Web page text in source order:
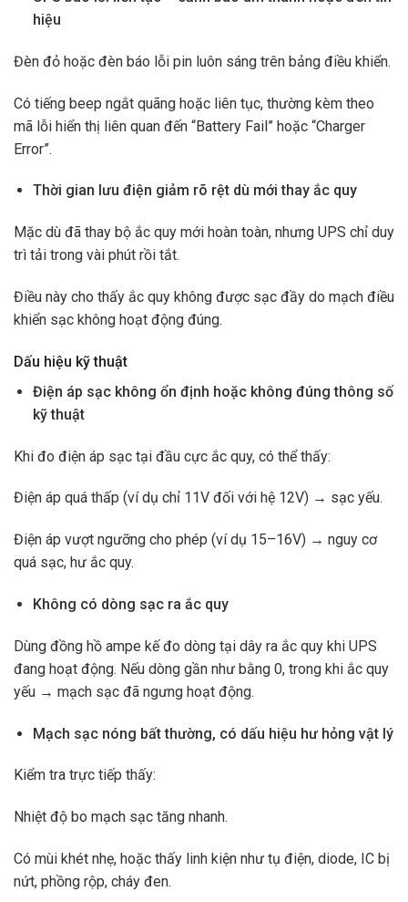
hiệu
Đèn đỏ hoặc đèn báo lỗi pin luôn sáng trên bảng điều khiển.
Có tiếng beep ngắt quãng hoặc liên tục, thường kèm theo
mã lỗi hiển thị liên quan đến “Battery Fail” hoặc “Charger
Error”.
Thời gian lưu điện giảm rõ rệt dù mới thay ắc quy
Mặc dù đã thay bộ ắc quy mới hoàn toàn, nhưng UPS chỉ duy
trì tải trong vài phút rồi tắt.
Điều này cho thấy ắc quy không được sạc đầy do mạch điều
khiển sạc không hoạt động đúng.
Dấu hiệu kỹ thuật
Điện áp sạc không ổn định hoặc không đúng thông số
kỹ thuật
Khi đo điện áp sạc tại đầu cực ắc quy, có thể thấy:
Điện áp quá thấp (ví dụ chỉ 11V đối với hệ 12V) → sạc yếu.
Điện áp vượt ngưỡng cho phép (ví dụ 15–16V) → nguy cơ
quá sạc, hư ắc quy.
Không có dòng sạc ra ắc quy
Dùng đồng hồ ampe kế đo dòng tại dây ra ắc quy khi UPS
đang hoạt động. Nếu dòng gần như bằng 0, trong khi ắc quy
yếu → mạch sạc đã ngưng hoạt động.
Mạch sạc nóng bất thường, có dấu hiệu hư hỏng vật lý
Kiểm tra trực tiếp thấy:
Nhiệt độ bo mạch sạc tăng nhanh.
Có mùi khét nhẹ, hoặc thấy linh kiện như tụ điện, diode, IC bị
nứt, phồng rộp, cháy đen.